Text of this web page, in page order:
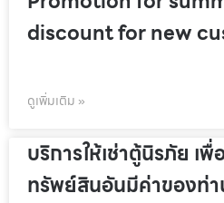
discount for new
ดูเพิ่มเติม »
บริการให้เช่าตู้นิรภัย เ
ทรัพย์สินอันมีค่าของท่